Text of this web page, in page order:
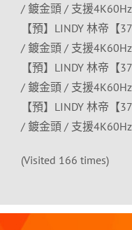
/ 鍍金頭 / 支援
【預】LINDY 林帝【
/ 鍍金頭 / 支援
【預】LINDY 林帝【
/ 鍍金頭 / 支援
【預】LINDY 林帝【
/ 鍍金頭 / 支援
(Visited 166 times)